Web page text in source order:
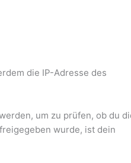
die IP-Adresse des
um zu prüfen, ob du
wurde, ist dein